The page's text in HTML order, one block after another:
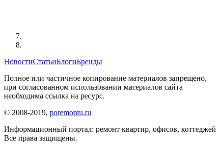
НовостиСтатьиБлогиБренды
Полное или частичное копирование материалов запрещено,
при согласованном использовании материалов сайта
необходима ссылка на ресурс.
© 2008-2019, poremontu.ru
Информационный портал: ремонт квартир, офисов, коттеджей
Все права защищены.